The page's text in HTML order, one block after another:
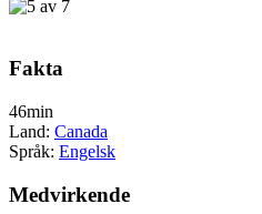
Fakta
46min
Land: Canada
Språk: Engelsk
Medvirkende